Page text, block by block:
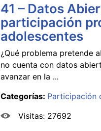
41 – Datos
participación
adolescentes
¿Qué problema pretende
no cuenta con datos
avanzar en la ...
Categorías: Participación
Visitas: 27692